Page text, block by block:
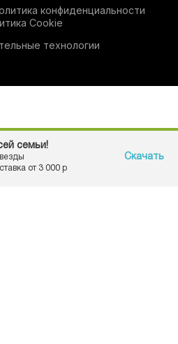
конфиденциальности
Cookie
технологии
семьи!
от 3 000 р
Скачать